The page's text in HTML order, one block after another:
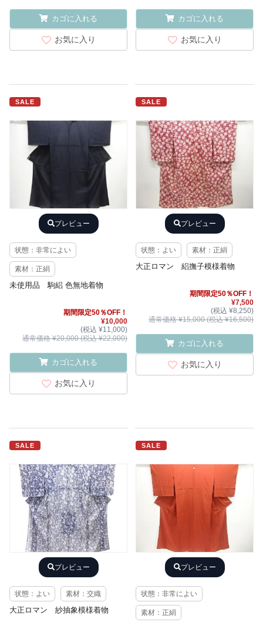
カゴに入れる
お気に入り
カゴに入れる
お気に入り
SALE
プレビュー
状態：非常によい
素材：正絹
未使用品 駒絽 色無地着物
期間限定50％OFF！
¥10,000
(税込 ¥11,000)
通常価格 ¥20,000 (税込 ¥22,000)
カゴに入れる
お気に入り
SALE
プレビュー
状態：よい 素材：正絹
大正ロマン 絽撫子模様着物
期間限定50％OFF！
¥7,500
(税込 ¥8,250)
通常価格 ¥15,000 (税込 ¥16,500)
カゴに入れる
お気に入り
SALE
プレビュー
状態：よい 素材：交織
大正ロマン 紗抽象模様着物
SALE
プレビュー
状態：非常によい
素材：正絹